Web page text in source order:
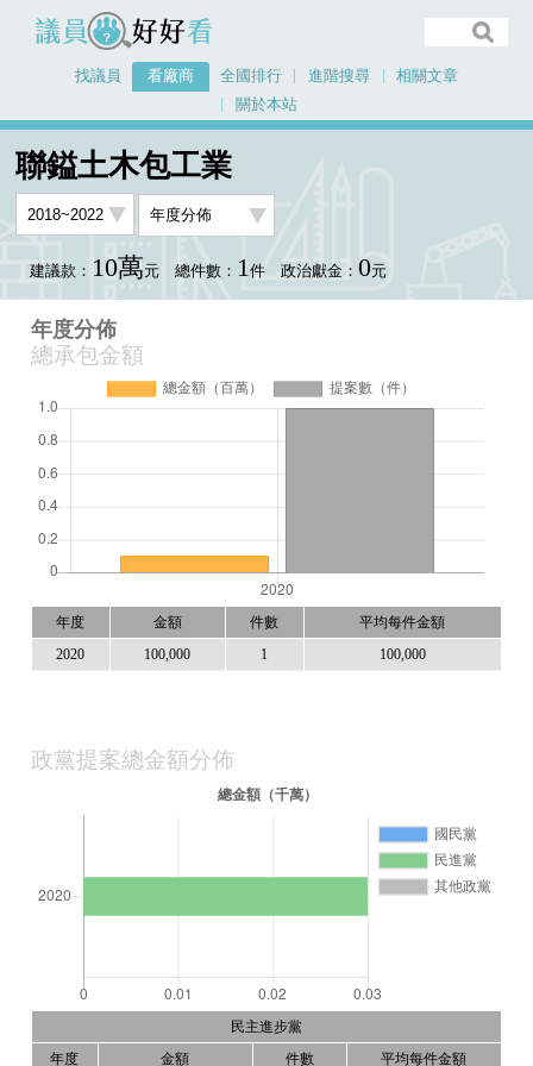
議員好好看
找議員 看廠商 全國排行 進階搜尋
相關文章
關於本站
聯鎰土木包工業
建議款： 10萬元 總件數： 1件 政治獻金： 0元
年度分佈
總承包金額
年度 金額 件數 平均每件金額
2020 100,000 1 100,000
政黨提案總金額分佈
民主進步黨
年度 金額 件數 平均每件金額